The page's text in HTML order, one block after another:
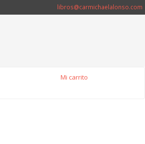
libros@carmichaelalonso.com
Mi carrito